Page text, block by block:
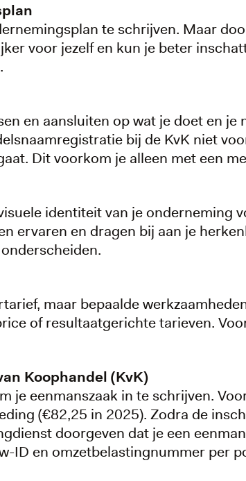
te schrijven. Maar
voor jezelf en kun je beter
en aansluiten op wat je doet en
bij de KvK niet
Dit voorkom je alleen met een
identiteit van je onderneming
ervaren en dragen bij aan je
maar bepaalde
of resultaatgerichte tarieven.
Koophandel (KvK)
je eenmanszaak in te schrijven.
(€82,25 in 2025). Zodra de
doorgeven dat je een
ID en omzetbelastingnummer per